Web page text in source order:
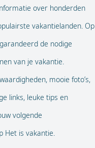
over honderden
vakantielanden. Op
de nodige
van je vakantie.
mooie foto’s,
links, leuke tips en
volgende
Het is vakantie.